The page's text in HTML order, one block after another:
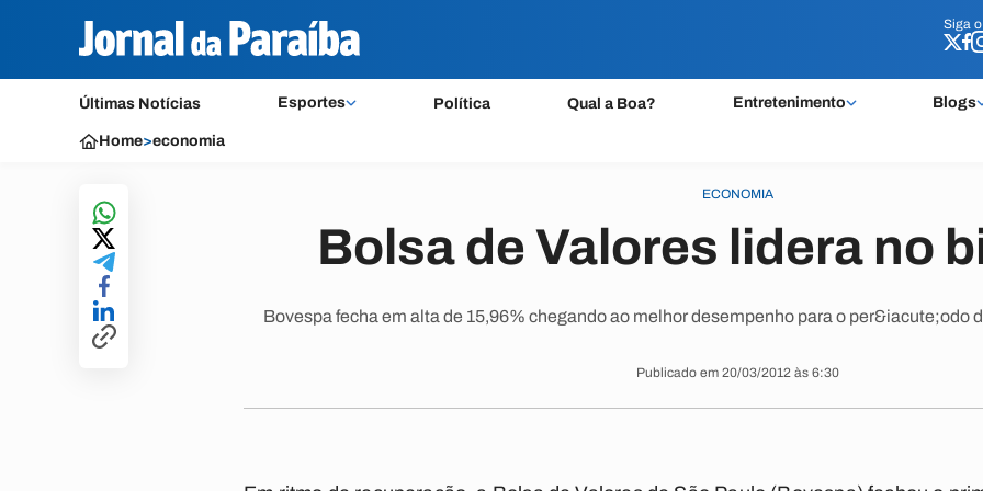
Siga o
Últimas Notícias Esportes Política Qual a Boa? Entretenimento Blogs
Siga o
Home>economia
ECONOMIA
Bolsa de Valores lidera no
Bovespa fecha em alta de 15,96% chegando ao melhor desempenho para o per&iacute;odo
Publicado em 20/03/2012 às 6:30